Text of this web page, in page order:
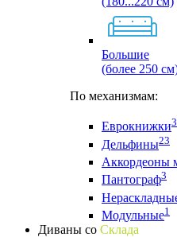
Большие
(более 250
По механизмам:
Еврокнижки
Дельфины23
Аккордеоны
Пантограф3
Модульные1
Диваны со Склада